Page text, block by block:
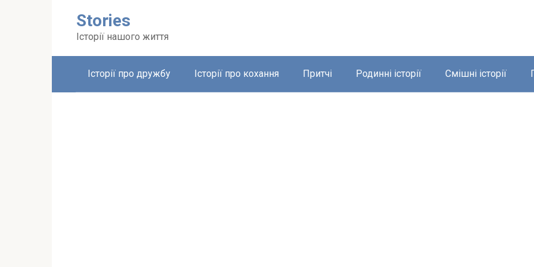
Stories
Історії нашого життя
Історії про дружбу Історії про кохання Притчі Родинні історії Смішні історії